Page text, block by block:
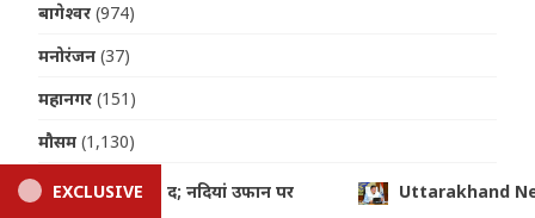
बागेश्वर (974)
मनोरंजन (37)
महानगर (151)
मौसम (1,130)
यात्रा(412)
EXCLUSIVE
News: धामी कैबिनेट की अहम बैठक, कई महत्वपूर्ण प्रस्तावों पर लग